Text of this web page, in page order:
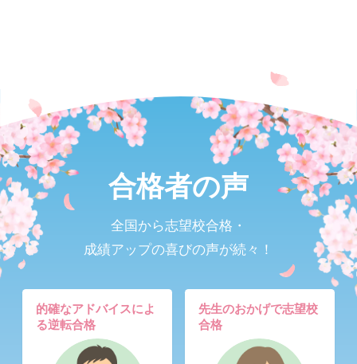
合格者の声
全国から志望校合格・
成績アップの喜びの声が続々！
的確なアドバイスによ
る逆転合格
先生のおかげで志望校
合格